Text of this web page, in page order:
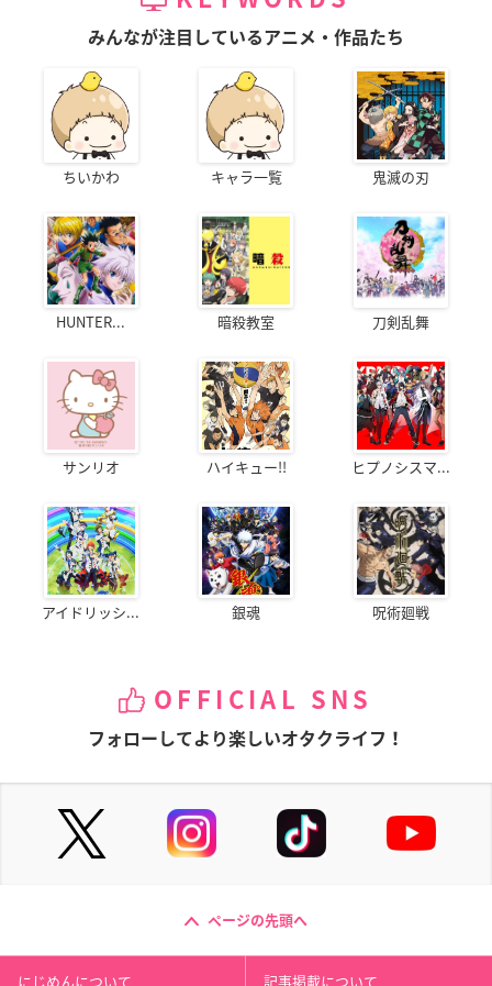
みんなが注目しているアニメ・作品たち
ちいかわ キャラ一覧 鬼滅の刃
HUNTER... 暗殺教室 刀剣乱舞
サンリオ ハイキュー!! ヒプノシスマ...
アイドリッシ... 銀魂 呪術廻戦
OFFICIAL SNS
フォローしてより楽しいオタクライフ！
ページの先頭へ
にじめんについて 記事掲載について